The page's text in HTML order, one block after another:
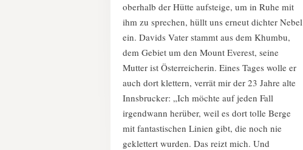
oberhalb der Hütte aufsteige, um in Ruhe mit
ihm zu sprechen, hüllt uns erneut dichter Nebel
ein. Davids Vater stammt aus dem Khumbu,
dem Gebiet um den Mount Everest, seine
Mutter ist Österreicherin. Eines Tages wolle er
auch dort klettern, verrät mir der 23 Jahre alte
Innsbrucker: „Ich möchte auf jeden Fall
irgendwann herüber, weil es dort tolle Berge
mit fantastischen Linien gibt, die noch nie
geklettert wurden. Das reizt mich. Und